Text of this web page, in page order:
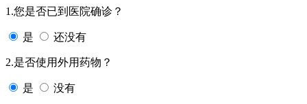
1.您是否已到医院确诊？
是 还没有
2.是否使用外用药物？
是 没有